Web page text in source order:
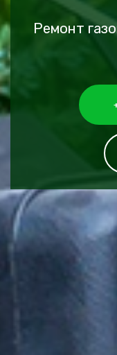
Ремонт